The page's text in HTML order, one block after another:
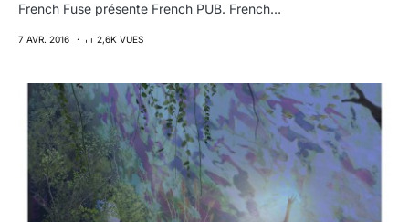
French Fuse présente French PUB. French…
7 AVR. 2016 2,6K VUES